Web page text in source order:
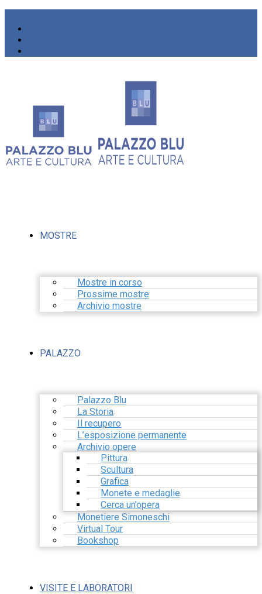
MOSTRE
Mostre in corso
Prossime mostre
Archivio mostre
PALAZZO
Palazzo Blu
La Storia
Il recupero
L’esposizione permanente
Archivio opere
Pittura
Scultura
Grafica
Monete e medaglie
Cerca un’opera
Monetiere Simoneschi
Virtual Tour
Bookshop
VISITE E LABORATORI